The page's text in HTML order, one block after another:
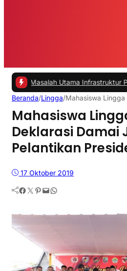
Utama Infrastruktur Pengisian
Beranda/Lingga/Mahasiswa
Mahasiswa
Deklarasi Damai
Pelantikan
17 Oktober 2019
Facebook Twitter Pinterest Mail WhatsApp